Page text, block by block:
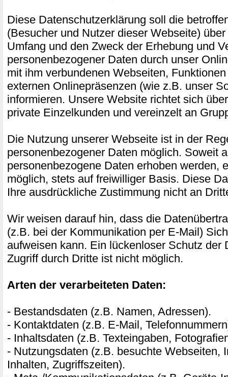
Diese Datenschutzerklärung soll die
(Besucher und Nutzer dieser Webseite)
Umfang und den Zweck der Erhebung und
personenbezogener Daten durch unser
mit ihm verbundenen Webseiten,
externen Onlinepräsenzen (wie z.B. unser
informieren. Unsere Website richtet sich
private Einzelkunden und vereinzelt an
Die Nutzung unserer Webseite ist in der
personenbezogener Daten möglich. Soweit
personenbezogene Daten erhoben werden,
möglich, stets auf freiwilliger Basis. Diese
Ihre ausdrückliche Zustimmung nicht an
Wir weisen darauf hin, dass die
(z.B. bei der Kommunikation per E-Mail)
aufweisen kann. Ein lückenloser Schutz der
Zugriff durch Dritte ist nicht möglich.
Arten der verarbeiteten Daten:
- Bestandsdaten (z.B. Namen, Adressen).
- Kontaktdaten (z.B. E-Mail,
- Inhaltsdaten (z.B. Texteingaben,
- Nutzungsdaten (z.B. besuchte Webseiten,
Inhalten, Zugriffszeiten).